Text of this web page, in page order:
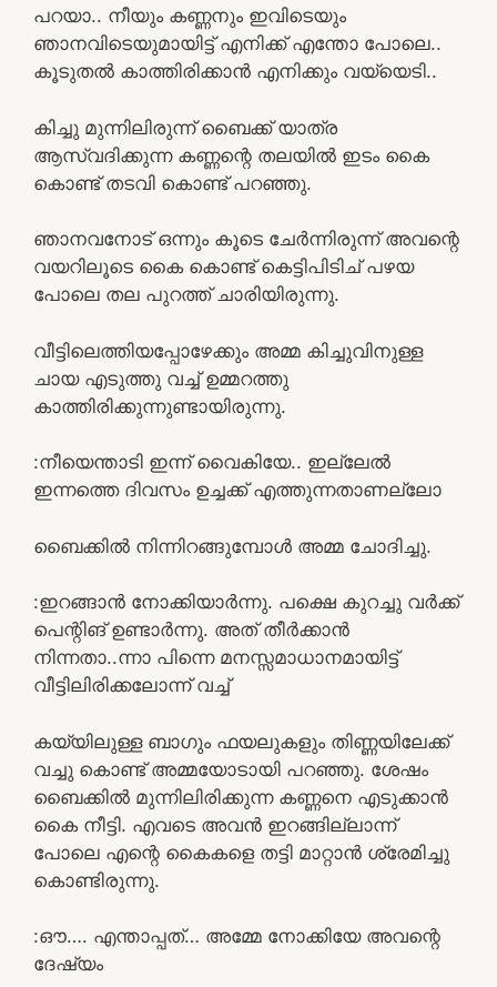
പറയാ.. നീയും കണ്ണനും ഇവിടെയും
ഞാനവിടെയുമായിട്ട് എനിക്ക് എന്തോ പോലെ..
കൂടുതൽ കാത്തിരിക്കാൻ എനിക്കും വയ്യെടി..
കിച്ചു മുന്നിലിരുന്ന് ബൈക്ക് യാത്ര
ആസ്വദിക്കുന്ന കണ്ണന്റെ തലയിൽ ഇടം കൈ
കൊണ്ട് തടവി കൊണ്ട് പറഞ്ഞു.
ഞാനവനോട്‌ ഒന്നും കൂടെ ചേർന്നിരുന്ന് അവന്റെ
വയറിലൂടെ കൈ കൊണ്ട് കെട്ടിപിടിച് പഴയ
പോലെ തല പുറത്ത് ചാരിയിരുന്നു.
വീട്ടിലെത്തിയപ്പോഴേക്കും അമ്മ കിച്ചുവിനുള്ള
ചായ എടുത്തു വച്ച് ഉമ്മറത്തു
കാത്തിരിക്കുന്നുണ്ടായിരുന്നു.
:നീയെന്താടി ഇന്ന് വൈകിയേ.. ഇല്ലേൽ
ഇന്നത്തെ ദിവസം ഉച്ചക്ക് എത്തുന്നതാണല്ലോ
ബൈക്കിൽ നിന്നിറങ്ങുമ്പോൾ അമ്മ ചോദിച്ചു.
:ഇറങ്ങാൻ നോക്കിയാർന്നു. പക്ഷെ കുറച്ചു വർക്ക്‌
പെന്റിങ് ഉണ്ടാർന്നു. അത് തീർക്കാൻ
നിന്നതാ..ന്നാ പിന്നെ മനസ്സമാധാനമായിട്ട്
വീട്ടിലിരിക്കലോന്ന് വച്ച്
കയ്യിലുള്ള ബാഗും ഫയലുകളും തിണ്ണയിലേക്ക്
വച്ചു കൊണ്ട് അമ്മയോടായി പറഞ്ഞു. ശേഷം
ബൈക്കിൽ മുന്നിലിരിക്കുന്ന കണ്ണനെ എടുക്കാൻ
കൈ നീട്ടി. എവടെ അവൻ ഇറങ്ങില്ലാന്ന്
പോലെ എന്റെ കൈകളെ തട്ടി മാറ്റാൻ ശ്രേമിച്ചു
കൊണ്ടിരുന്നു.
:ഔ…. എന്താപ്പത്… അമ്മേ നോക്കിയേ അവന്റെ
ദേഷ്യം